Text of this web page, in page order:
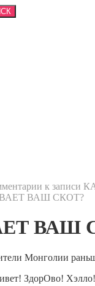
к записи
ВАШ СКОТ?
ВАШ
Монголии
ЗдорОво! Хэлло!